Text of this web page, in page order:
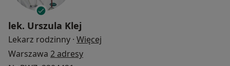
lek. Urszula Klej
Lekarz rodzinny · Więcej
Warszawa 2 adresy